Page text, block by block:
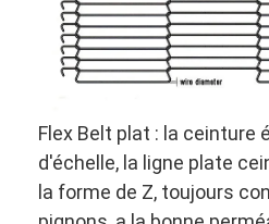
Flex Belt plat : la ceinture
d'échelle, la ligne plate
la forme de Z, toujours